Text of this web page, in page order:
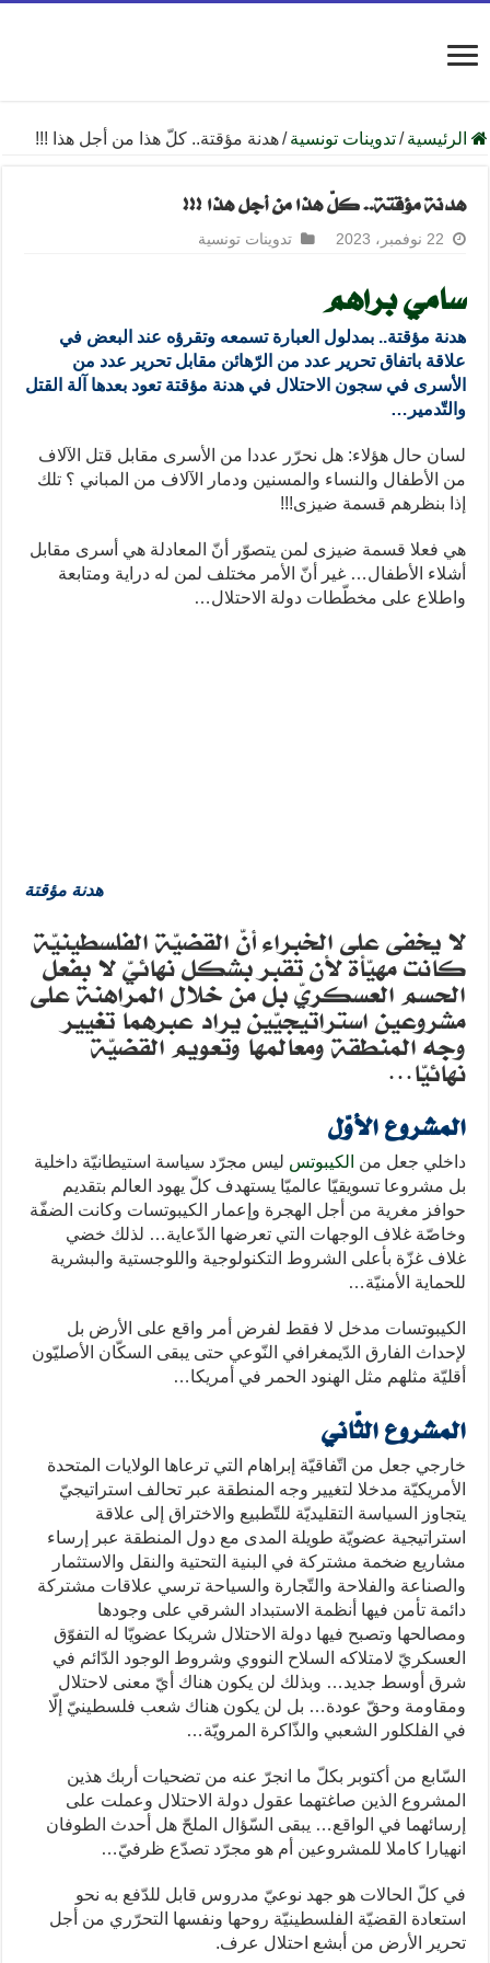
الرئيسية /تدوينات تونسية /هدنة مؤقتة.. كلّ هذا من أجل هذا !!!
هدنة مؤقتة.. كلّ هذا من أجل هذا !!!
22 نوفمبر، 2023 تدوينات تونسية
سامي براهم
هدنة مؤقتة.. بمدلول العبارة تسمعه وتقرؤه عند البعض في
علاقة باتفاق تحرير عدد من الرّهائن مقابل تحرير عدد من
الأسرى في سجون الاحتلال في هدنة مؤقتة تعود بعدها آلة القتل
والتّدمير…
لسان حال هؤلاء: هل نحرّر عددا من الأسرى مقابل قتل الآلاف
من الأطفال والنساء والمسنين ودمار الآلاف من المباني ؟ تلك
إذا بنظرهم قسمة ضيزى!!!
هي فعلا قسمة ضيزى لمن يتصوّر أنّ المعادلة هي أسرى مقابل
أشلاء الأطفال… غير أنّ الأمر مختلف لمن له دراية ومتابعة
واطلاع على مخطّطات دولة الاحتلال…
هدنة مؤقتة
لا يخفى على الخبراء أنّ القضيّة الفلسطينيّة
كانت مهيّأة لأن تقبر بشكل نهائيّ لا بفعل
الحسم العسكريّ بل من خلال المراهنة على
مشروعين استراتيجيّين يراد عبرهما تغيير
وجه المنطقة ومعالمها وتعويم القضيّة
نهائيّا…
المشروع الأوّل
داخلي جعل من الكيبوتس ليس مجرّد سياسة استيطانيّة داخلية
بل مشروعا تسويقيّا عالميّا يستهدف كلّ يهود العالم بتقديم
حوافز مغرية من أجل الهجرة وإعمار الكيبوتسات وكانت الضفّة
وخاصّة غلاف الوجهات التي تعرضها الدّعاية… لذلك خضي
غلاف غزّة بأعلى الشروط التكنولوجية واللوجستية والبشرية
للحماية الأمنيّة…
الكيبوتسات مدخل لا فقط لفرض أمر واقع على الأرض بل
لإحداث الفارق الدّيمغرافي النّوعي حتى يبقى السكّان الأصليّون
أقليّة مثلهم مثل الهنود الحمر في أمريكا…
المشروع الثّاني
خارجي جعل من اتّفاقيّة إبراهام التي ترعاها الولايات المتحدة
الأمريكيّة مدخلا لتغيير وجه المنطقة عبر تحالف استراتيجيّ
يتجاوز السياسة التقليديّة للتّطبيع والاختراق إلى علاقة
استراتيجية عضويّة طويلة المدى مع دول المنطقة عبر إرساء
مشاريع ضخمة مشتركة في البنية التحتية والنقل والاستثمار
والصناعة والفلاحة والتّجارة والسياحة ترسي علاقات مشتركة
دائمة تأمن فيها أنظمة الاستبداد الشرقي على وجودها
ومصالحها وتصبح فيها دولة الاحتلال شريكا عضويّا له التفوّق
العسكريّ لامتلاكه السلاح النووي وشروط الوجود الدّائم في
شرق أوسط جديد… وبذلك لن يكون هناك أيّ معنى لاحتلال
ومقاومة وحقّ عودة… بل لن يكون هناك شعب فلسطينيّ إلّا
في الفلكلور الشعبي والذّاكرة المرويّة…
السّابع من أكتوبر بكلّ ما انجرّ عنه من تضحيات أربك هذين
المشروع الذين صاغتهما عقول دولة الاحتلال وعملت على
إرسائهما في الواقع… يبقى السّؤال الملحّ هل أحدث الطوفان
انهيارا كاملا للمشروعين أم هو مجرّد تصدّع ظرفيّ…
في كلّ الحالات هو جهد نوعيّ مدروس قابل للدّفع به نحو
استعادة القضيّة الفلسطينيّة روحها ونفسها التحرّري من أجل
تحرير الأرض من أبشع احتلال عرف.